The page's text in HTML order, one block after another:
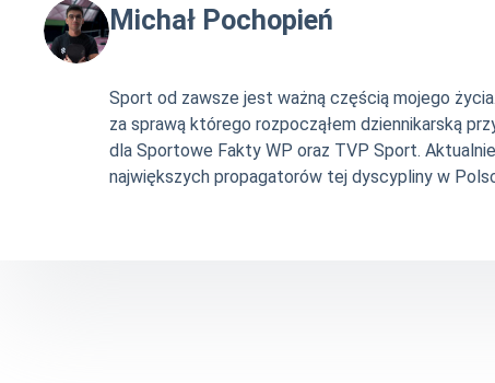
Michał Pochopień
Sport od zawsze jest ważną częścią mojego
za sprawą którego rozpocząłem dziennikarską
dla Sportowe Fakty WP oraz TVP Sport.
największych propagatorów tej dyscypliny w